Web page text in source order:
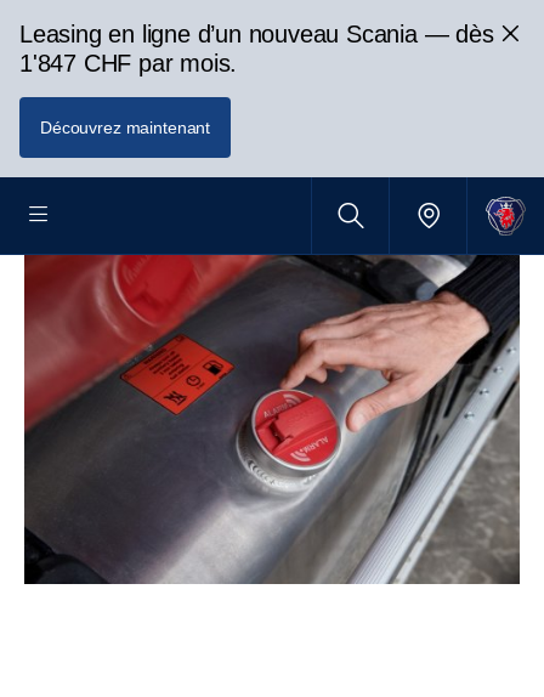
Leasing en ligne d’un nouveau Scania — dès
1'847 CHF par mois.
Découvrez maintenant